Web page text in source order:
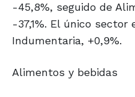
-45,8%, seguido de
-37,1%. El único
Indumentaria, +0,9%.
Alimentos y bebidas